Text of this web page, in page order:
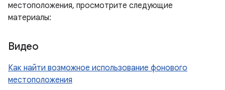
местоположения, просмотрите следующие
материалы:
Видео
Как найти возможное использование фонового
местоположения